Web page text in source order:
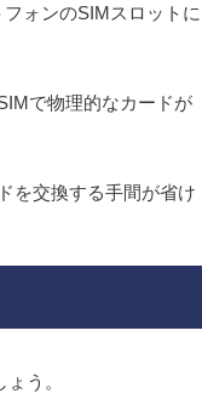
ォンのSIMスロットに
で物理的なカードが
を交換する手間が省け
う。